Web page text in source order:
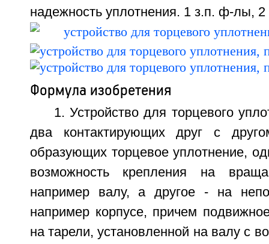
надежность уплотнения. 1 з.п. ф-лы, 2
Формула изобретения
1. Устройство для торцевого
два контактирующих друг с
образующих торцевое уплотнение,
возможность крепления на
например валу, а другое - на
например корпусе, причем
на тарели, установленной на валу с